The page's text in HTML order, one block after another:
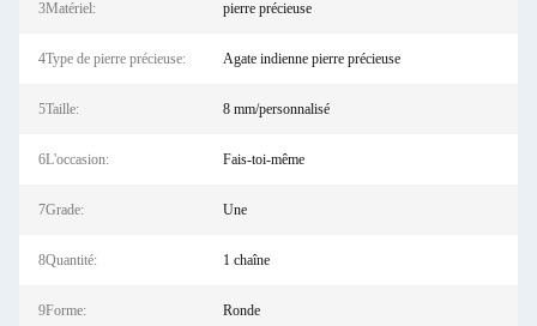
3Matériel: pierre précieuse
4Type de pierre précieuse: Agate indienne pierre précieuse
5Taille: 8 mm/personnalisé
6L'occasion: Fais-toi-même
7Grade: Une
8Quantité: 1 chaîne
9Forme: Ronde